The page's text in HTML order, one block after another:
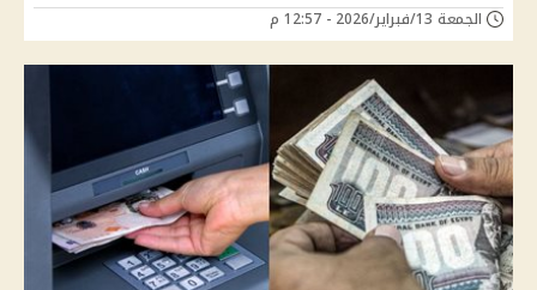
الجمعة 13/فبراير/2026 - 12:57 م